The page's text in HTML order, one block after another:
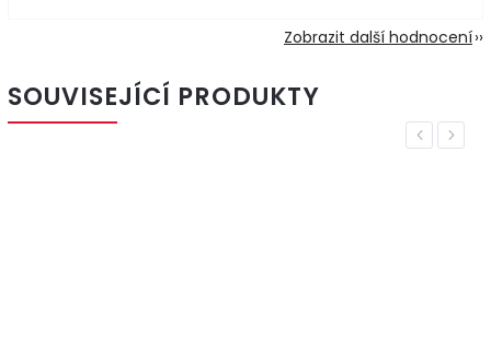
Zobrazit další hodnocení
SOUVISEJÍCÍ PRODUKTY
Previous
Next